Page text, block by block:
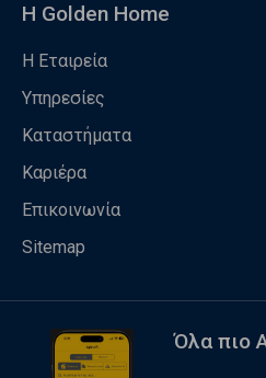
Η Golden Home
Η Εταιρεία
Υπηρεσίες
Καταστήματα
Καριέρα
Επικοινωνία
Sitemap
Όλα πιο